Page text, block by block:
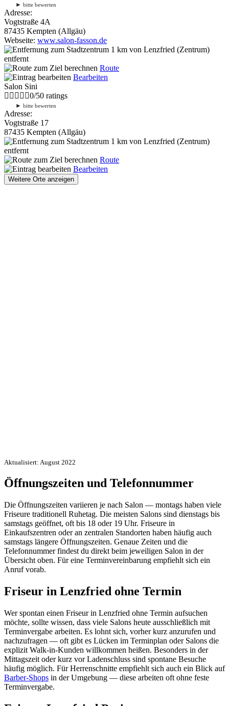
► bitte bewerten
Adresse:
Vogtstraße 4A
87435 Kempten (Allgäu)
Webseite: www.salon-fasson.de
1 km von Lenzfried (Zentrum)
entfernt
Route
Bearbeiten
Salon Sini
0/50 ratings
► bitte bewerten
Adresse:
Vogtstraße 17
87435 Kempten (Allgäu)
1 km von Lenzfried (Zentrum)
entfernt
Route
Bearbeiten
Weitere Orte anzeigen
Aktualisiert: August 2022
Öffnungszeiten und Telefonnummer
Die Öffnungszeiten variieren je nach Salon — montags haben viele
Friseure traditionell Ruhetag. Die meisten Salons sind dienstags bis
samstags geöffnet, oft bis 18 oder 19 Uhr. Friseure in
Einkaufszentren oder an zentralen Standorten haben häufig auch
samstags längere Öffnungszeiten. Genaue Zeiten und die
Telefonnummer findest du direkt beim jeweiligen Salon in der
Übersicht oben. Für eine Terminvereinbarung empfiehlt sich ein
Anruf vorab.
Friseur in Lenzfried ohne Termin
Wer spontan einen Friseur in Lenzfried ohne Termin aufsuchen
möchte, sollte wissen, dass viele Salons heute ausschließlich mit
Terminvergabe arbeiten. Es lohnt sich, vorher kurz anzurufen und
nachzufragen — oft gibt es Lücken im Terminplan oder Salons die
explizit Walk-in-Kunden willkommen heißen. Besonders in der
Mittagszeit oder kurz vor Ladenschluss sind spontane Besuche
häufig möglich. Für Herrenschnitte empfiehlt sich auch ein Blick auf
Barber-Shops in der Umgebung — diese arbeiten oft ohne feste
Terminvergabe.